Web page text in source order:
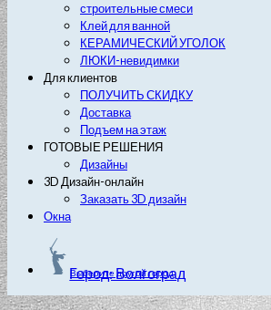
строительные смеси
Клей для ванной
КЕРАМИЧЕСКИЙ УГОЛОК
ЛЮКИ-невидимки
Для клиентов
ПОЛУЧИТЬ СКИДКУ
Доставка
Подъем на этаж
ГОТОВЫЕ РЕШЕНИЯ
Дизайны
3D Дизайн-онлайн
Заказать 3D дизайн
Окна
Город: Волгоград
Выберите другой город